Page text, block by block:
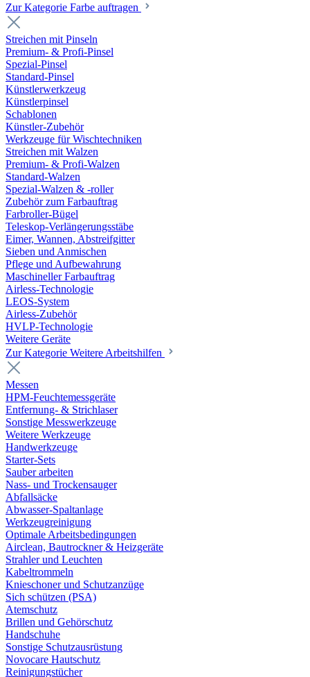
Zur Kategorie Farbe auftragen
Streichen mit Pinseln
Premium- & Profi-Pinsel
Spezial-Pinsel
Standard-Pinsel
Künstlerwerkzeug
Künstlerpinsel
Schablonen
Künstler-Zubehör
Werkzeuge für Wischtechniken
Streichen mit Walzen
Premium- & Profi-Walzen
Standard-Walzen
Spezial-Walzen & -roller
Zubehör zum Farbauftrag
Farbroller-Bügel
Teleskop-Verlängerungsstäbe
Eimer, Wannen, Abstreifgitter
Sieben und Anmischen
Pflege und Aufbewahrung
Maschineller Farbauftrag
Airless-Technologie
LEOS-System
Airless-Zubehör
HVLP-Technologie
Weitere Geräte
Zur Kategorie Weitere Arbeitshilfen
Messen
HPM-Feuchtemessgeräte
Entfernung- & Strichlaser
Sonstige Messwerkzeuge
Weitere Werkzeuge
Handwerkzeuge
Starter-Sets
Sauber arbeiten
Nass- und Trockensauger
Abfallsäcke
Abwasser-Spaltanlage
Werkzeugreinigung
Optimale Arbeitsbedingungen
Airclean, Bautrockner & Heizgeräte
Strahler und Leuchten
Kabeltrommeln
Knieschoner und Schutzanzüge
Sich schützen (PSA)
Atemschutz
Brillen und Gehörschutz
Handschuhe
Sonstige Schutzausrüstung
Novocare Hautschutz
Reinigungstücher